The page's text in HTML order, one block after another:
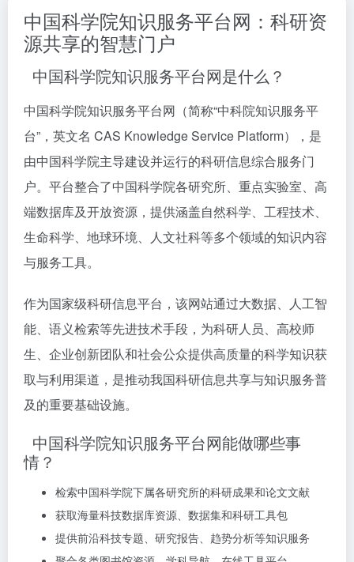
中国科学院知识服务平台网：科研资
源共享的智慧门户
中国科学院知识服务平台网是什么？
中国科学院知识服务平台网（简称“中科院知识服务平
台”，英文名 CAS Knowledge Service Platform），是
由中国科学院主导建设并运行的科研信息综合服务门
户。平台整合了中国科学院各研究所、重点实验室、高
端数据库及开放资源，提供涵盖自然科学、工程技术、
生命科学、地球环境、人文社科等多个领域的知识内容
与服务工具。
作为国家级科研信息平台，该网站通过大数据、人工智
能、语义检索等先进技术手段，为科研人员、高校师
生、企业创新团队和社会公众提供高质量的科学知识获
取与利用渠道，是推动我国科研信息共享与知识服务普
及的重要基础设施。
中国科学院知识服务平台网能做哪些事
情？
检索中国科学院下属各研究所的科研成果和论文文献
获取海量科技数据库资源、数据集和科研工具包
提供前沿科技专题、研究报告、趋势分析等知识服务